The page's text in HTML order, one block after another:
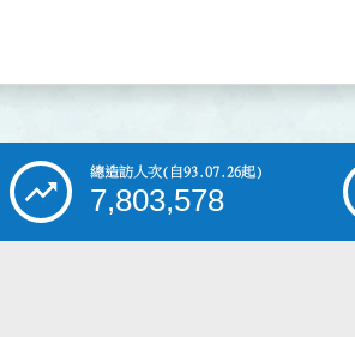
總造訪人次(自93.07.26起)
7,803,578